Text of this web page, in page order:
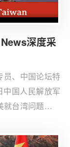
深度采
员、中国论坛特
中国人民解放军
台湾问题立场